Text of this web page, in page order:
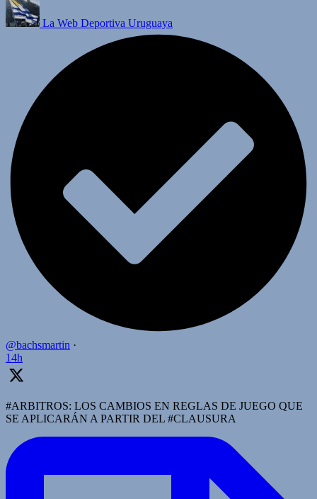
La Web Deportiva Uruguaya
@bachsmartin ·
14h
#ARBITROS: LOS CAMBIOS EN REGLAS DE JUEGO QUE
SE APLICARÁN A PARTIR DEL #CLAUSURA